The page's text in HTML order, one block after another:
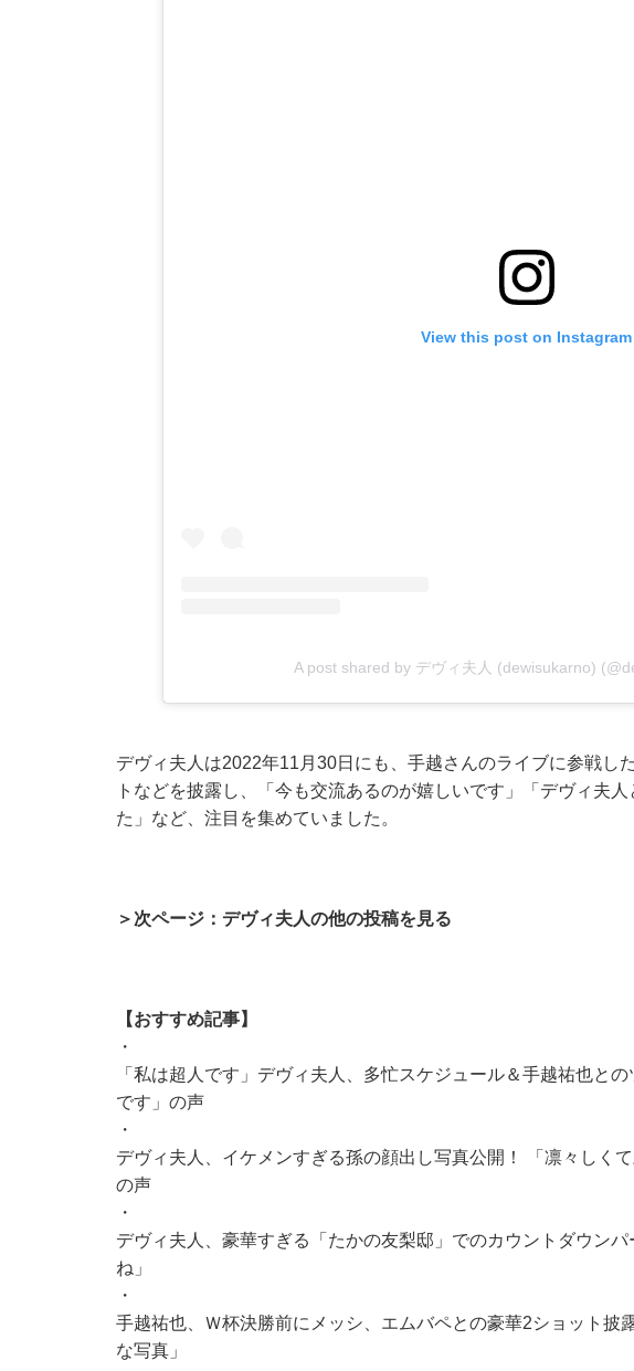
View this post on Instagram
A post shared by デヴィ夫人 (dewisukarno)
デヴィ夫人は2022年11月30日にも、手越さんのライブに参戦し
トなどを披露し、「今も交流あるのが嬉しいです」「デヴィ夫
た」など、注目を集めていました。
＞次ページ：デヴィ夫人の他の投稿を見る
【おすすめ記事】
・
「私は超人です」デヴィ夫人、多忙スケジュール＆手越祐也と
です」の声
・
デヴィ夫人、イケメンすぎる孫の顔出し写真公開！ 「凛々しく
の声
・
デヴィ夫人、豪華すぎる「たかの友梨邸」でのカウントダウン
ね」
・
手越祐也、Ｗ杯決勝前にメッシ、エムバペとの豪華2ショット披
な写真」